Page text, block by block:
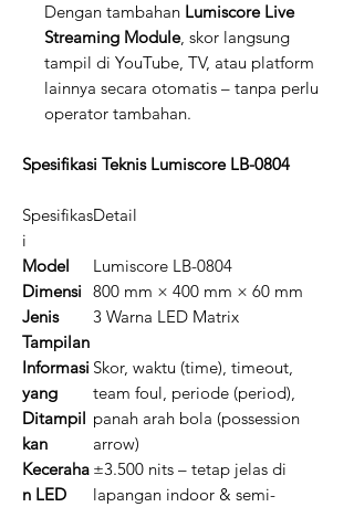
Dengan tambahan Lumiscore Live
Streaming Module, skor langsung
tampil di YouTube, TV, atau platform
lainnya secara otomatis – tanpa perlu
operator tambahan.
Spesifikasi Teknis Lumiscore LB-0804
Spesifikas
i
Detail
Model
Lumiscore LB-0804
Dimensi 800 mm × 400 mm × 60 mm
Jenis
Tampilan
3 Warna LED Matrix
Informasi
yang
Ditampil
kan
Skor, waktu (time), timeout,
team foul, periode (period),
panah arah bola (possession
arrow)
Keceraha
n LED
±3.500 nits – tetap jelas di
lapangan indoor & semi-